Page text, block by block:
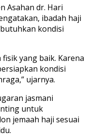
Asahan dr. Hari
ibadah haji
kondisi
yang baik. Karena
kondisi
ujarnya.
jasmani
untuk
jemaah haji sesuai